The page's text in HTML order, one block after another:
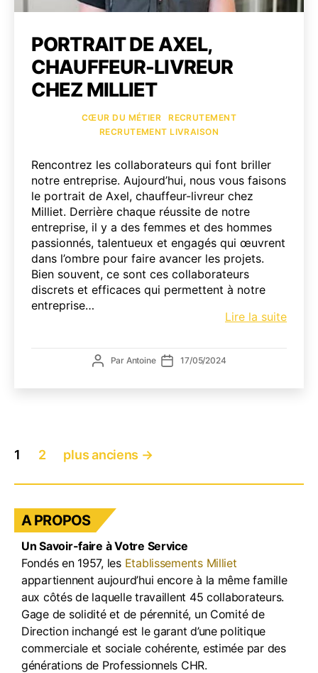
PORTRAIT DE AXEL,
CHAUFFEUR-LIVREUR
CHEZ MILLIET
CatégoriesCŒUR DU MÉTIER
RECRUTEMENT
RECRUTEMENT LIVRAISON
Rencontrez les collaborateurs qui font briller
notre entreprise. Aujourd’hui, nous vous faisons
le portrait de Axel, chauffeur-livreur chez
Milliet. Derrière chaque réussite de notre
entreprise, il y a des femmes et des hommes
passionnés, talentueux et engagés qui œuvrent
dans l’ombre pour faire avancer les projets.
Bien souvent, ce sont ces collaborateurs
discrets et efficaces qui permettent à notre
entreprise…
Lire la suite
Axel,
AuteurPar Antoine Date
17/05/2024
Pagination
des
publications
1 2 plus anciens →
A PROPOS
Un Savoir-faire à Votre Service
Fondés en 1957, les Etablissements Milliet
appartiennent aujourd’hui encore à la même famille
aux côtés de laquelle travaillent 45 collaborateurs.
Gage de solidité et de pérennité, un Comité de
Direction inchangé est le garant d’une politique
commerciale et sociale cohérente, estimée par des
générations de Professionnels CHR.